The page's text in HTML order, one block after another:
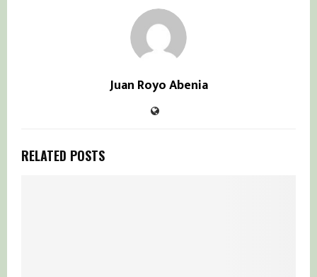
Juan Royo Abenia
RELATED POSTS